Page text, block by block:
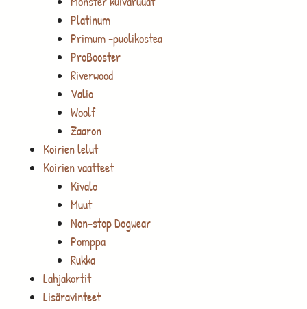
Platinum
Primum -puolikostea
ProBooster
Riverwood
Valio
Woolf
Zaaron
Koirien lelut
Koirien vaatteet
Kivalo
Muut
Non-stop Dogwear
Pomppa
Rukka
Lahjakortit
Lisäravinteet